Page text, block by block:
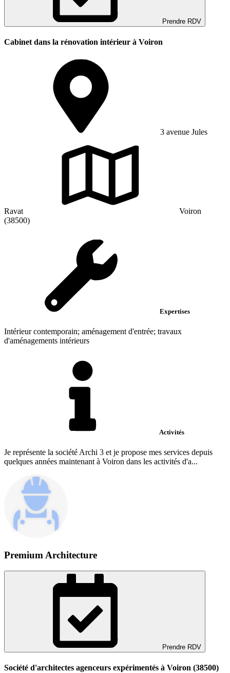
Prendre RDV
Cabinet dans la rénovation intérieur à Voiron
3 avenue Jules
Ravat
Voiron
(38500)
Expertises
Intérieur contemporain; aménagement d'entrée; travaux
d'aménagements intérieurs
Activités
Je représente la société Archi 3 et je propose mes services depuis
quelques années maintenant à Voiron dans les activités d'a...
Premium Architecture
Prendre RDV
Société d'architectes agenceurs expérimentés à Voiron (38500)